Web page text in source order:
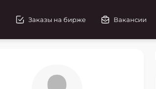
Заказы на бирже Вакансии